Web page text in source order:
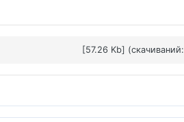
[57.26 Kb]